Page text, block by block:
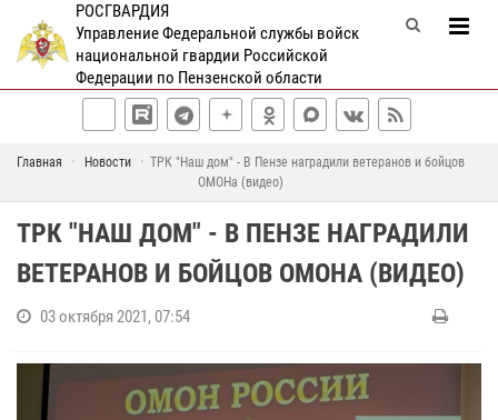
РОСГВАРДИЯ
Управление Федеральной службы войск
национальной гвардии Российской
Федерации по Пензенской области
Главная Новости
ТРК "Наш дом" - В Пензе наградили ветеранов и бойцов
ОМОНа (видео)
ТРК "НАШ ДОМ" - В ПЕНЗЕ НАГРАДИЛИ
ВЕТЕРАНОВ И БОЙЦОВ ОМОНА (ВИДЕО)
03 октября 2021, 07:54